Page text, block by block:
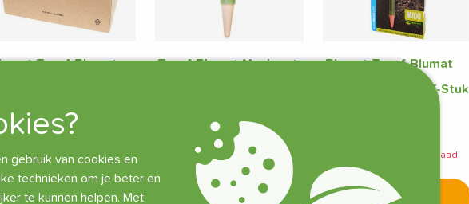
gebruik van cookies en
technieken om je beter en
te kunnen helpen. Met
Tropf-Blumat
149,95
Nog maar 4 st op
Tropf-Blumat Maxi met
536 st op voorraad
Toevoegen
Blumat Tropf-Blumat
Maxi 2-Pack met
Druppelslang en T-Stuk
Tijdelijk niet op voorraad
Toevoegen